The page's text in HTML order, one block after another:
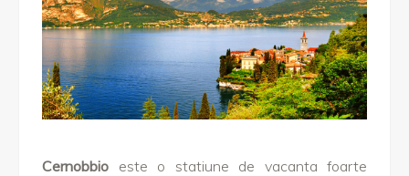
Cernobbio este o statiune de vacanta foarte